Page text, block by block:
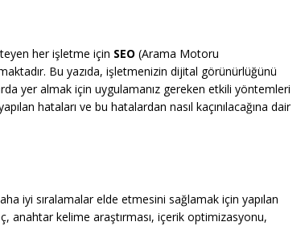
her işletme için SEO (Arama Motoru
Bu yazıda, işletmenizin dijital görünürlüğünü
yer almak için uygulamanız gereken etkili yöntemleri
hataları ve bu hatalardan nasıl kaçınılacağına dair
iyi sıralamalar elde etmesini sağlamak için yapılan
anahtar kelime araştırması, içerik optimizasyonu,